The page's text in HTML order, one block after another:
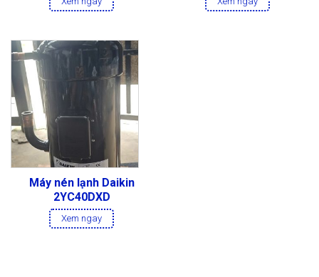
Máy nén lạnh Daikin
2YC40DXD
Xem ngay